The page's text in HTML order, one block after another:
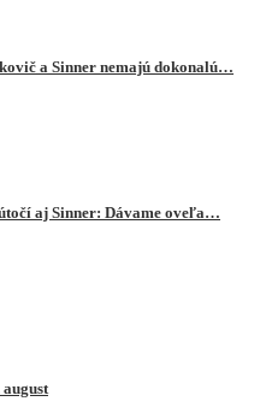
a Sinner nemajú dokonalú…
aj Sinner: Dávame oveľa…